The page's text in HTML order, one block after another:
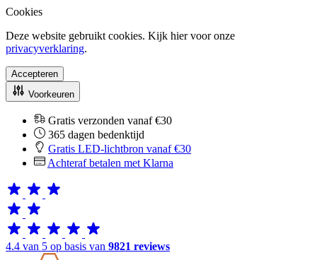
Cookies
Deze website gebruikt cookies. Kijk hier voor onze
privacyverklaring.
Accepteren
Voorkeuren
Gratis verzonden vanaf €30
365 dagen bedenktijd
Gratis LED-lichtbron vanaf €30
Achteraf betalen met Klarna
4.4 van 5 op basis van 9821 reviews